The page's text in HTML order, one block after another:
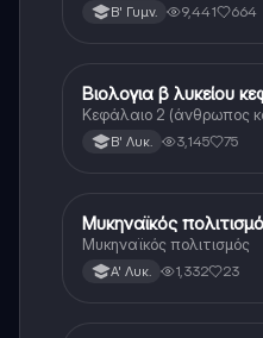
Β' Γυμν. 9,441 664
Βιολογία
Βιολογια β λυκείου
Κεφάλαιο 2 (άνθρωπος
Β' Λυκ. 3,145 75
Ιστορία
Μυκηναϊκός
Μυκηναϊκός πολιτισμός
Α' Λυκ. 1,332 23